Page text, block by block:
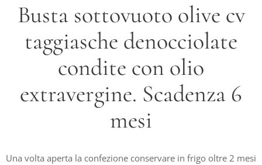
Busta sottovuoto olive cv
taggiasche denocciolate
condite con olio
extravergine. Scadenza 6
mesi
Una volta aperta la confezione conservare in frigo oltre 2 mesi